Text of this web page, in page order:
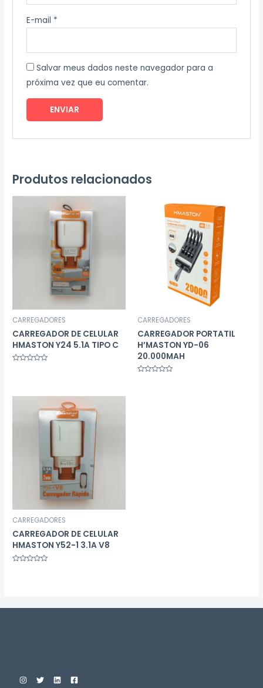
E-mail *
Salvar meus dados neste navegador para a
próxima vez que eu comentar.
Produtos relacionados
CARREGADORES
CARREGADOR DE CELULAR
HMASTON Y24 5.1A TIPO C
CARREGADORES
CARREGADOR PORTATIL
H’MASTON YD-06
20.000MAH
CARREGADORES
CARREGADOR DE CELULAR
HMASTON Y52-1 3.1A V8